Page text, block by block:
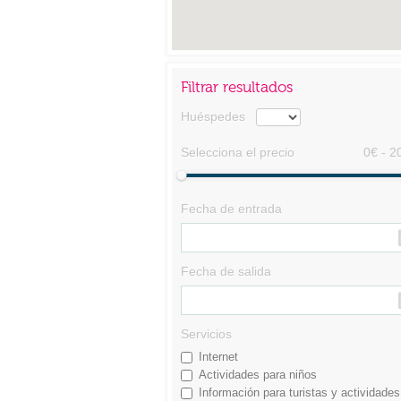
Filtrar resultados
Huéspedes
Selecciona el precio 0€ -
Fecha de entrada
Fecha de salida
Servicios
Internet
Actividades para niños
Información para turistas y actividades